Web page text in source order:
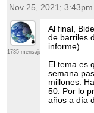
Nov 25, 2021; 3:43pm
1735 mensajes
Al final,
de barriles
informe).
El tema es
semana
millones.
50. Por lo
años a día